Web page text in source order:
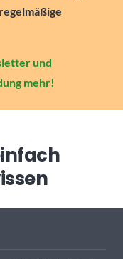
und
mehr!